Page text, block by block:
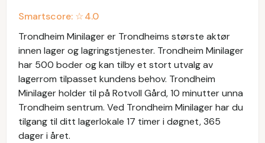
Smartscore: ☆4.0
Trondheim Minilager er Trondheims største aktør
innen lager og lagringstjenester. Trondheim Minilager
har 500 boder og kan tilby et stort utvalg av
lagerrom tilpasset kundens behov. Trondheim
Minilager holder til på Rotvoll Gård, 10 minutter unna
Trondheim sentrum. Ved Trondheim Minilager har du
tilgang til ditt lagerlokale 17 timer i døgnet, 365
dager i året.